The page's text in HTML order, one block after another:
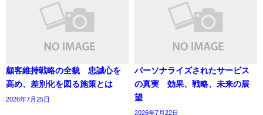
顧客維持戦略の全貌 忠誠心を
高め、差別化を図る施策とは
2026年7月25日
パーソナライズされたサービス
の真実 効果、戦略、未来の展
望
2026年7月22日